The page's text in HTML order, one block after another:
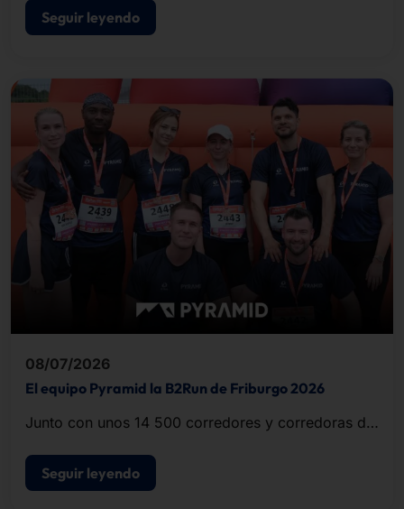
artificial de NVIDIA.
Seguir leyendo
08/07/2026
El equipo Pyramid la B2Run de Friburgo 2026
Junto con unos 14 500 corredores y corredoras de
completó el recorrido de unos cinco kilómetros.
Seguir leyendo